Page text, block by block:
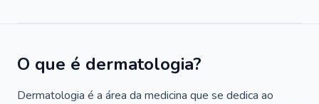
O que é dermatologia?
Dermatologia é a área da medicina que se dedica ao